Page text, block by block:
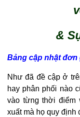
&
Bảng cập nhật đơn
Như đã đề cập ở
hay phân phối nào
vào từng thời điểm
xuất mà họ quy định